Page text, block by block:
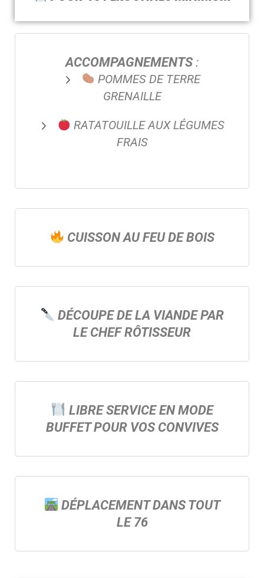
ACCOMPAGNEMENTS:
POMMES DE TERRE
GRENAILLE
RATATOUILLE AUX LÉGUMES
FRAIS
CUISSON AU FEU DE BOIS
DÉCOUPE DE LA VIANDE PAR
LE CHEF RÔTISSEUR
LIBRE SERVICE EN MODE
BUFFET POUR VOS CONVIVES
DÉPLACEMENT DANS TOUT
LE 76